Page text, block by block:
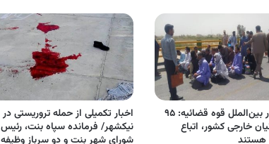
معاون امور بین‌الملل قوه قضائیه: ۹۵
خارجی کشور، اتباع
هستند
اخبار تکمیلی از حمله تروریستی در
نیکشهر/ فرمانده سپاه بنت، رئیس
شورای شهر بنت و دو سرباز وظیفه